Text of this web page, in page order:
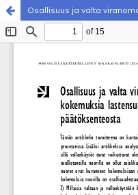
Palvelua ylläpitää